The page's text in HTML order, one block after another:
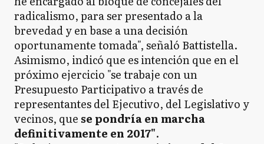
radicalismo, para ser presentado a la
brevedad y en base a una decisión
oportunamente tomada", señaló Battistella.
Asimismo, indicó que es intención que en el
próximo ejercicio "se trabaje con un
Presupuesto Participativo a través de
representantes del Ejecutivo, del Legislativo y
vecinos, que se pondría en marcha
definitivamente en 2017".